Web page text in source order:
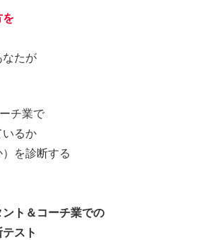
を
なたが
チ業で
いるか
）を診断する
ト＆コーチ業での
スト